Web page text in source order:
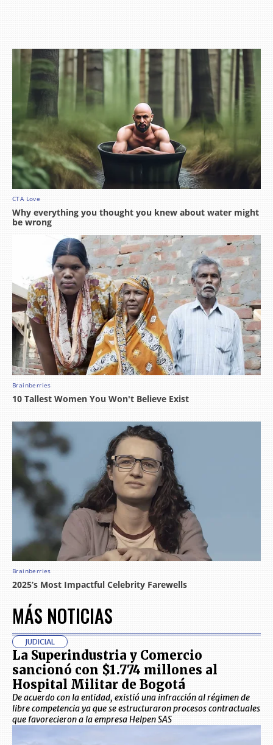
MÁS NOTICIAS
JUDICIAL
La Superindustria y Comercio
sancionó con $1.774 millones al
Hospital Militar de Bogotá
De acuerdo con la entidad, existió una infracción al régimen de
libre competencia ya que se estructuraron procesos contractuales
que favorecieron a la empresa Helpen SAS